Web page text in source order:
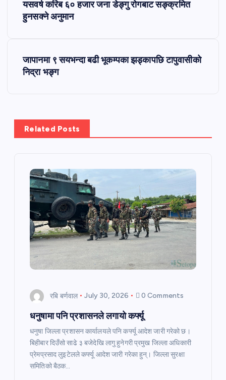
a
v
यसवर्ष करिब ६० हजार जना डेङ्गु रोगबाट सङ्क्रमित
हुनसक्ने अनुमान
जापानमा ९ सयभन्दा बढी भूकम्पका झड्कापछि टापुवासीको
निद्रा भङ्ग
Related Posts
रबि बर्णवाल July 30, 2026 0 Comments
धनुषामा पनि प्रशासनले लगायो कर्फ्यू
धनुषा जिल्ला प्रशासन कार्यालयले पनि कर्फ्यू आदेश जारी गरेको छ।
बिहीबार दिउँसो साढे ३ बजेदेखि लागु हुनेगरी प्रमुख जिल्ला अधिकारी
प्रेमप्रसाद लुइटेलले कर्फ्यू आदेश जारी गरेका हुन्। जिल्ला सुरक्षा
समितिको बैठक…